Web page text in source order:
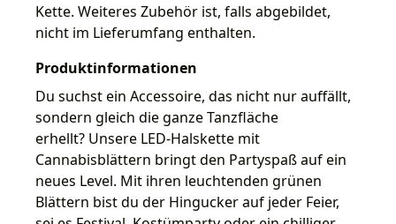
Kette. Weiteres Zubehör ist, falls abgebildet,
nicht im Lieferumfang enthalten.
Produktinformationen
Du suchst ein Accessoire, das nicht nur auffällt,
sondern gleich die ganze Tanzfläche
erhellt? Unsere LED-Halskette mit
Cannabisblättern bringt den Partyspaß auf ein
neues Level. Mit ihren leuchtenden grünen
Blättern bist du der Hingucker auf jeder Feier,